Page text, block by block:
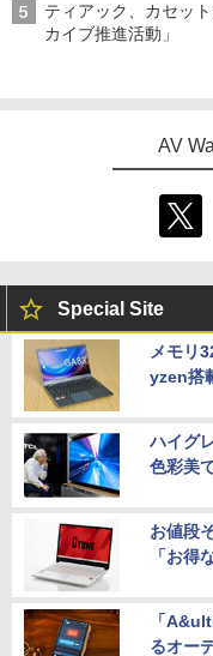
ティアック、カセッ
カイブ推進活動」
AV
Special Site
メモリ
yzen搭
ハイグ
色彩美
お値段
「お得
「
るオー